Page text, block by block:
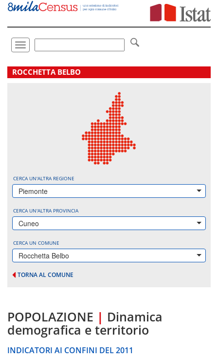
Vai
direttamente
Toggle
navigation
.
ROCCHETTA BELBO
CERCA UN'ALTRA REGIONE
Piemonte
CERCA UN'ALTRA PROVINCIA
Cuneo
CERCA UN COMUNE
Rocchetta Belbo
TORNA AL COMUNE
POPOLAZIONE | Dinamica
demografica e territorio
INDICATORI AI CONFINI DEL 2011